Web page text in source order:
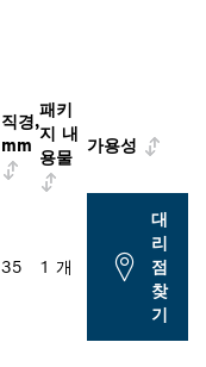
직경,
mm
패키
지 내
용물
가용성
35 1 개
대
리
점
찾
기